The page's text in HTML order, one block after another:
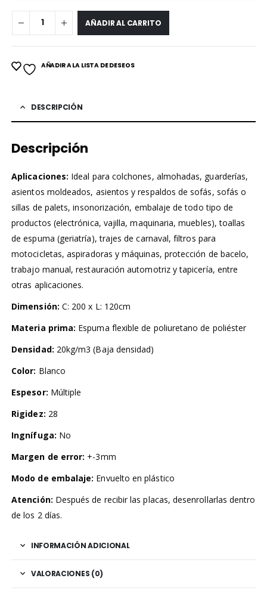
AÑADIR AL CARRITO
AÑADIR A LA LISTA DE DESEOS
DESCRIPCIÓN
Descripción
Aplicaciones: Ideal para colchones, almohadas, guarderías,
asientos moldeados, asientos y respaldos de sofás, sofás o
sillas de palets, insonorización, embalaje de todo tipo de
productos (electrónica, vajilla, maquinaria, muebles), toallas
de espuma (geriatría), trajes de carnaval, filtros para
motocicletas, aspiradoras y máquinas, protección de bacelo,
trabajo manual, restauración automotriz y tapicería, entre
otras aplicaciones.
Dimensión: C: 200 x L: 120cm
Materia prima: Espuma flexible de poliuretano de poliéster
Densidad: 20kg/m3 (Baja densidad)
Color: Blanco
Espesor: Múltiple
Rigidez: 28
Ingnífuga: No
Margen de error: +-3mm
Modo de embalaje: Envuelto en plástico
Atención: Después de recibir las placas, desenrollarlas dentro
de los 2 días.
INFORMACIÓN ADICIONAL
VALORACIONES (0)